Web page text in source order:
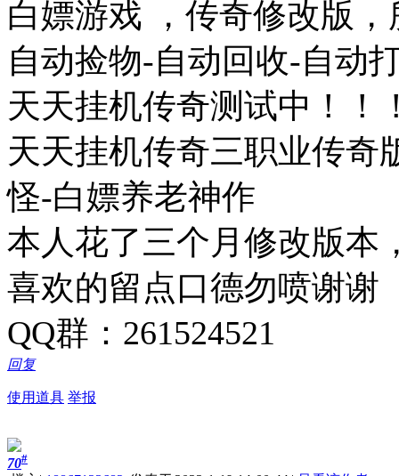
白嫖游戏 ，传奇修改版
自动捡物-自动回收-自动
天天挂机传奇测试中！！
天天挂机传奇三职业传奇
怪-白嫖养老神作
本人花了三个月修改版本
喜欢的留点口德勿喷谢谢
QQ群：261524521
回复
使用道具 举报
70#